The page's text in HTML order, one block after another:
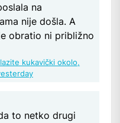
na
nije došla. A
obratio ni približno
kukavički okolo,
to netko drugi